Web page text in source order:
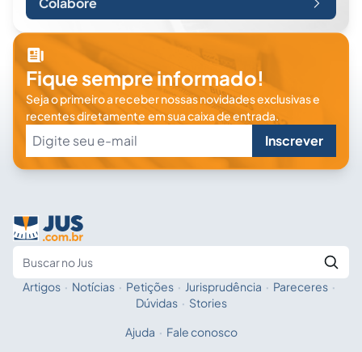
Fique sempre informado!
Seja o primeiro a receber nossas novidades exclusivas e
recentes diretamente em sua caixa de entrada.
Inscrever
Fale com a IA
Artigos · Notícias · Petições · Jurisprudência · Pareceres ·
Dúvidas · Stories
Ajuda · Fale conosco